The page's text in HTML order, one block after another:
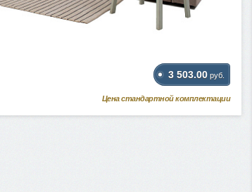
3 503.00 руб.
Цена стандартной комплектации